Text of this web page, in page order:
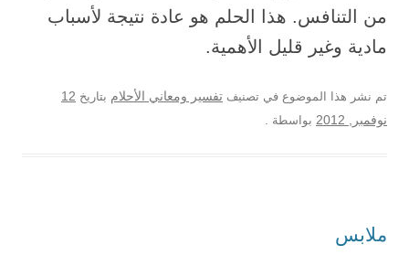
من التنافس. هذا الحلم هو عادة نتيجة لأسباب
مادية وغير قليل الأهمية.
تم نشر هذا الموضوع في تصنيف تفسير ومعاني الأحلام بتاريخ 12
نوفمبر, 2012
بواسطة .
ملابس